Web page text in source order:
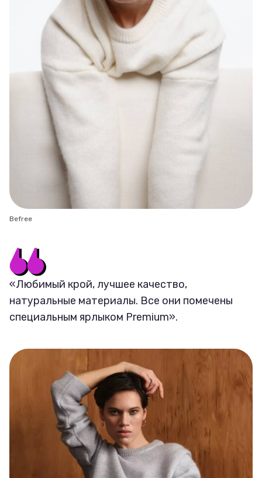
Befree
«Любимый крой, лучшее качество,
натуральные материалы. Все они помечены
специальным ярлыком Premium».